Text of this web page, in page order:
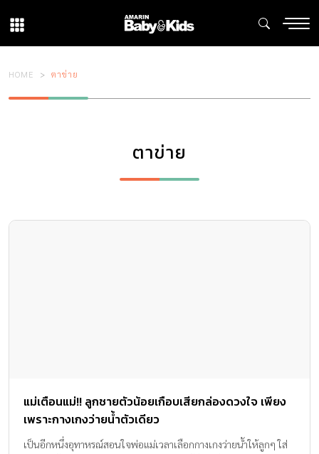
HOME ตาข่าย
ตาข่าย
แม่เตือนแม่!! ลูกชายตัวน้อยเกือบเสียกล่องดวงใจ เพียง
เพราะกางเกงว่ายน้ำตัวเดียว
เป็นอีกหนึ่งอุทาหรณ์สอนใจพ่อแม่เวลาเลือกกางเกงว่ายน้ำให้ลูกๆ ใส่